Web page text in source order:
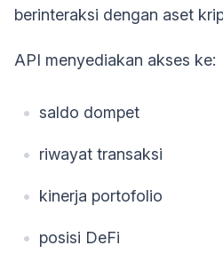
berinteraksi dengan aset
API menyediakan akses ke:
saldo dompet
riwayat transaksi
kinerja portofolio
posisi DeFi